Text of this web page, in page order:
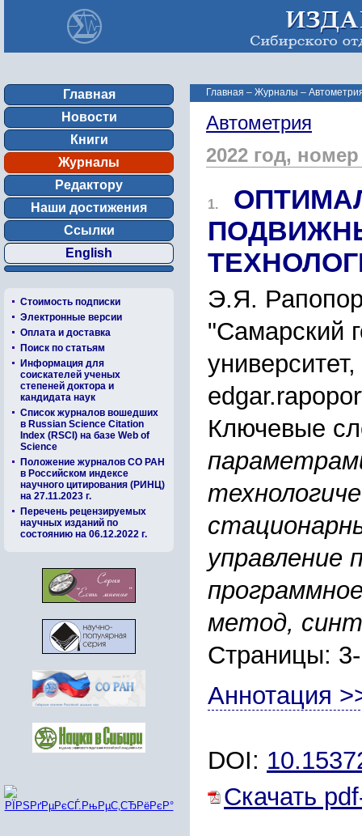
Главная
Новости
Книги
Журналы
Редактору
Наши достижения
Ссылки
English
Стоимость подписки
Электронные версии
Оплата и доставка
Поиск по статьям
Информация для
соискателей ученых
степеней доктора и
кандидата наук
Список журналов вошедших
в Russian Science Citation
Index (RSCI) на базе Web of
Science
Положение журналов СО РАН
в Российском индексе
научного цитирования (РИНЦ)
на 27.11.2023 г.
Перечень рецензируемых
научных изданий по
состоянию на 06.12.2022 г.
Главная – Журналы –
Автометрия
2022 год,
1.
Э.Я.
"Самарский
Ключевые
управление
метод,
Страницы:
Аннотация
DOI:
Скачать